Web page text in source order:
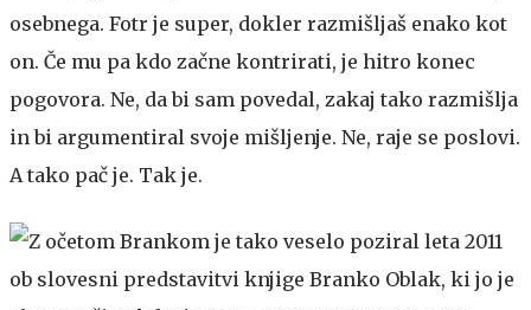
osebnega. Fotr je super, dokler razmišljaš enako kot
on. Če mu pa kdo začne kontrirati, je hitro konec
pogovora. Ne, da bi sam povedal, zakaj tako razmišlja
in bi argumentiral svoje mišljenje. Ne, raje se poslovi.
A tako pač je. Tak je.